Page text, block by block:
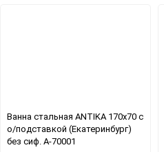
Ванна стальная ANTIKA 170х70 с
о/подставкой (Екатеринбург)
без сиф. А-70001